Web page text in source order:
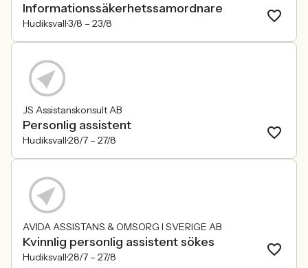
Informationssäkerhetssamordnare
Hudiksvall3/8 – 23/8
JS Assistanskonsult AB
Personlig assistent
Hudiksvall28/7 – 27/8
AVIDA ASSISTANS & OMSORG I SVERIGE AB
Kvinnlig personlig assistent sökes
Hudiksvall28/7 – 27/8